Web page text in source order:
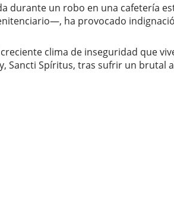
durante un robo en una cafetería
ha provocado
clima de inseguridad que
Sancti Spíritus, tras sufrir un